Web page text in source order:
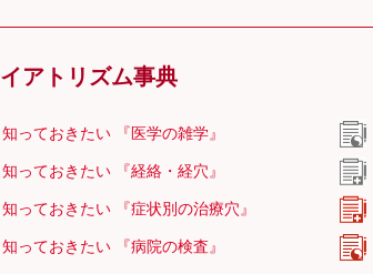
イアトリズム事典
知っておきたい 『医学の雑学』
知っておきたい 『経絡・経穴』
知っておきたい 『症状別の治療穴』
知っておきたい 『病院の検査』